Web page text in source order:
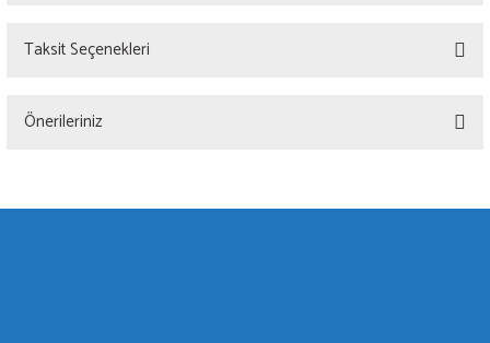
Taksit Seçenekleri
Önerileriniz
gördüğünüz noktaları öneri formunu kullanarak tarafımıza iletebilirsiniz.